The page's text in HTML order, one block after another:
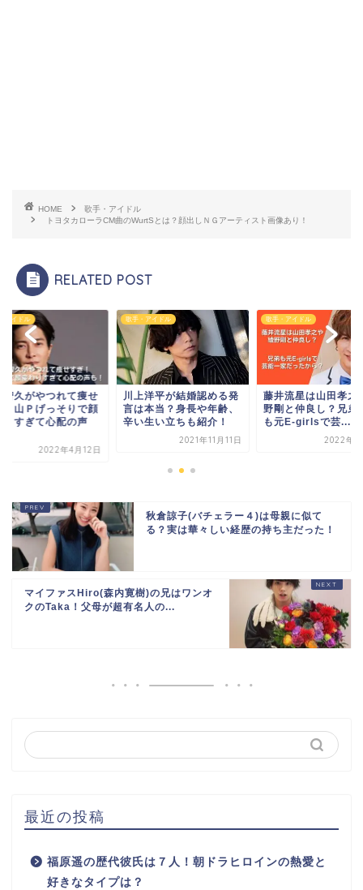
HOME
歌手・アイドル
トヨタカローラCM曲のWurtSとは？顔出しＮＧアーティスト画像あり！
RELATED POST
アイドル
洋平が結婚認める発
本当？身長や年齢、
生い立ちも紹介！
歌手・アイドル
藤井流星は山田孝之や綾
野剛と仲良し？兄弟の妹
も元E-girlsで芸...
2022年3月4日
歌手・アイドル
山下智久がやつれて
すぎ！山Ｐげっそり
変わりすぎて心配の
秋倉諒子(バチェラー４)は母親に似て
る？実は華々しい経歴の持ち主だった！
マイファスHiro(森内寛樹)の兄はワンオ
クのTaka！父母が超有名人の...
最近の投稿
福原遥の歴代彼氏は７人！朝ドラヒロインの熱愛と
好きなタイプは？